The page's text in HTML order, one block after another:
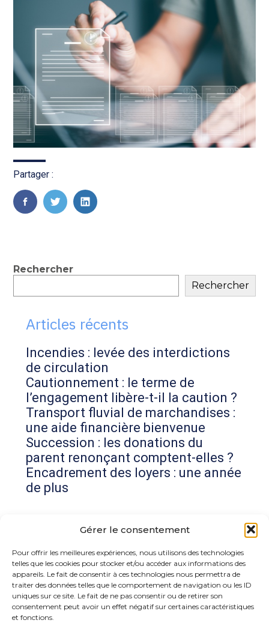
Gérer le consentement
Pour offrir les meilleures expériences, nous utilisons des technologies
telles que les cookies pour stocker et/ou accéder aux informations des
appareils. Le fait de consentir à ces technologies nous permettra de
traiter des données telles que le comportement de navigation ou les ID
uniques sur ce site. Le fait de ne pas consentir ou de retirer son
consentement peut avoir un effet négatif sur certaines caractéristiques
et fonctions.
Partager :
FaceBook
TwitterLinkedIn
Blog
sidebar
Rechercher
Rechercher
Articles récents
Incendies : levée des interdictions
de circulation
Cautionnement : le terme de
l’engagement libère-t-il la caution ?
Transport fluvial de marchandises :
une aide financière bienvenue
Succession : les donations du
parent renonçant comptent-elles ?
Encadrement des loyers : une année
de plus
Commentaires récents
Aucun commentaire à afficher.